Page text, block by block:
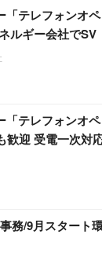
「テレフォンオ
ルギー会社でSV
「テレフォンオ
歓迎 受電一次対
務/9月スタート